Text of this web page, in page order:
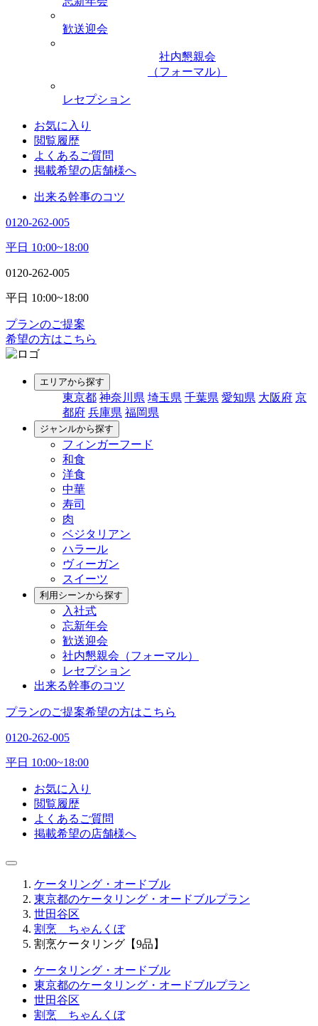
歓送迎会
社内懇親会
（フォーマル）
レセプション
お気に入り
閲覧履歴
よくあるご質問
掲載希望の店舗様へ
出来る幹事のコツ
0120-262-005
平日 10:00~18:00
0120-262-005
平日 10:00~18:00
プランのご提案
希望の方はこちら
エリアから探す
東京都 神奈川県 埼玉県 千葉県 愛知県 大阪府 京
都府 兵庫県 福岡県
ジャンルから探す
フィンガーフード
和食
洋食
中華
寿司
肉
ベジタリアン
ハラール
ヴィーガン
スイーツ
利用シーンから探す
入社式
忘新年会
歓送迎会
社内懇親会（フォーマル）
レセプション
出来る幹事のコツ
プランのご提案希望の方はこちら
0120-262-005
平日 10:00~18:00
お気に入り
閲覧履歴
よくあるご質問
掲載希望の店舗様へ
ケータリング・オードブル
東京都のケータリング・オードブルプラン
世田谷区
割烹 ちゃんくぼ
割烹ケータリング【9品】
ケータリング・オードブル
東京都のケータリング・オードブルプラン
世田谷区
割烹 ちゃんくぼ